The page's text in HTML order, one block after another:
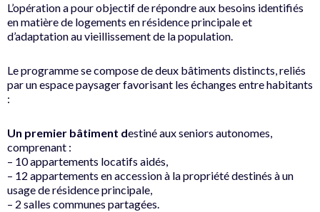
L’opération a pour objectif de répondre aux besoins identifiés
en matière de logements en résidence principale et
d’adaptation au vieillissement de la population.
Le programme se compose de deux bâtiments distincts, reliés
par un espace paysager favorisant les échanges entre habitants
:
Un premier bâtiment destiné aux seniors autonomes,
comprenant :
– 10 appartements locatifs aidés,
– 12 appartements en accession à la propriété destinés à un
usage de résidence principale,
– 2 salles communes partagées.